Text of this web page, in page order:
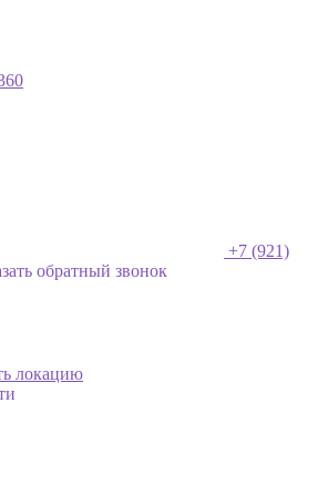
+7 (921)
обратный звонок
локацию